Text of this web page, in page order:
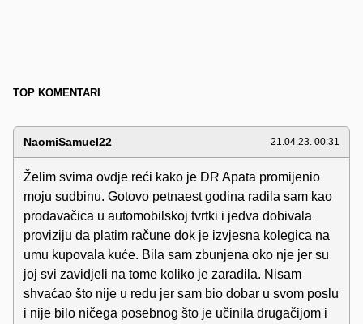
TOP KOMENTARI
NaomiSamuel22 21.04.23. 00:31
Želim svima ovdje reći kako je DR Apata promijenio
moju sudbinu. Gotovo petnaest godina radila sam kao
prodavačica u automobilskoj tvrtki i jedva dobivala
proviziju da platim račune dok je izvjesna kolegica na
umu kupovala kuće. Bila sam zbunjena oko nje jer su
joj svi zavidjeli na tome koliko je zaradila. Nisam
shvaćao što nije u redu jer sam bio dobar u svom poslu
i nije bilo ničega posebnog što je učinila drugačijom i